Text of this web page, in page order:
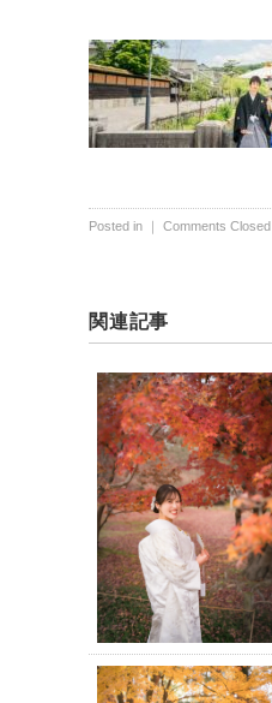
Posted in ｜ Comments Closed
関連記事